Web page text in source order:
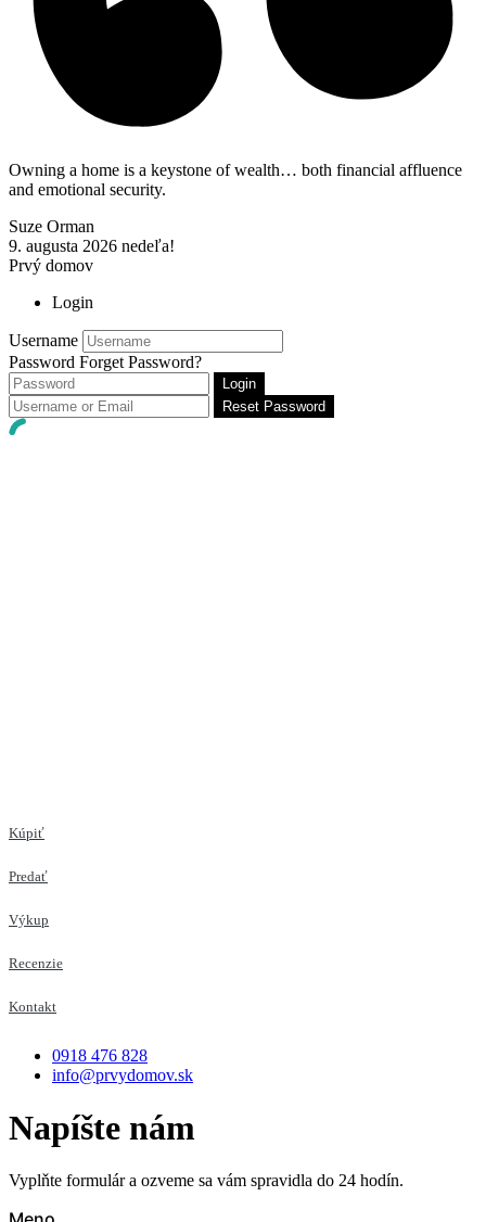
Owning a home is a keystone of wealth… both financial affluence
and emotional security.
Suze Orman
9. augusta 2026 nedeľa!
Prvý domov
Login
Username
Password Forget Password?
Login
Reset Password
Kúpiť
Predať
Výkup
Recenzie
Kontakt
0918 476 828
info@prvydomov.sk
Napíšte nám
Vyplňte formulár a ozveme sa vám spravidla do 24 hodín.